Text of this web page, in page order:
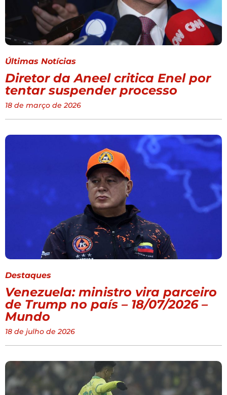
Últimas Notícias
Diretor da Aneel critica Enel por
tentar suspender processo
18 de março de 2026
Destaques
Venezuela: ministro vira parceiro
de Trump no país – 18/07/2026 –
Mundo
18 de julho de 2026